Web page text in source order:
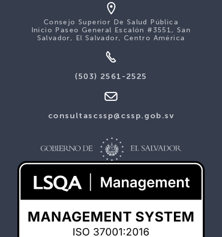
Consejo Superior De Salud Pública
Inicio Paseo General Escalón #3551, San
Salvador, El Salvador, Centro América
(503) 2561-2525
consultascssp@cssp.gob.sv